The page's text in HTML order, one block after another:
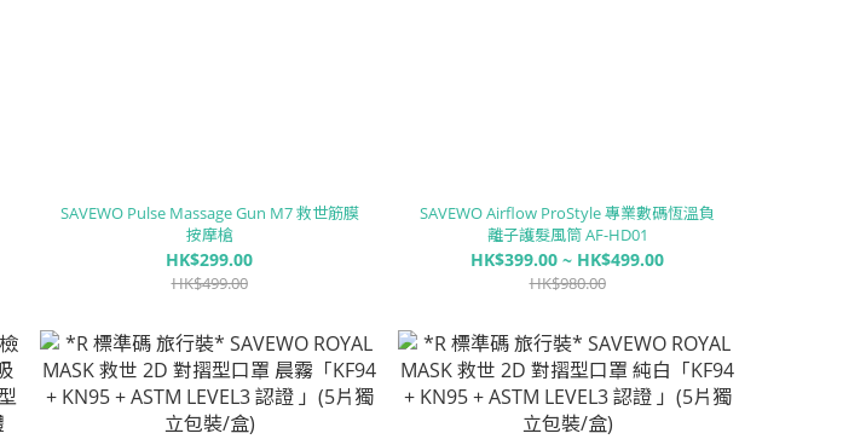
SAVEWO Pulse Massage Gun M7 救世筋膜
按摩槍
HK$299.00
HK$499.00
SAVEWO Airflow ProStyle 專業數碼恆溫負
離子護髮風筒 AF-HD01
HK$399.00 ~ HK$499.00
HK$980.00